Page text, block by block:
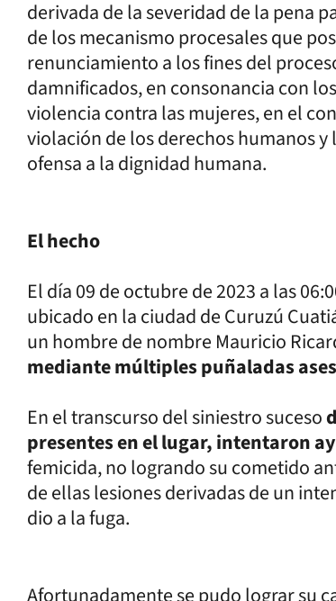
derivada de la severidad de la pena
de los mecanismo procesales que
renunciamiento a los fines del
damnificados, en consonancia con
violencia contra las mujeres, en el
violación de los derechos humanos
ofensa a la dignidad humana.
El hecho
El día 09 de octubre de 2023 a las
ubicado en la ciudad de Curuzú
un hombre de nombre Mauricio
mediante múltiples puñaladas
En el transcurso del siniestro suceso
presentes en el lugar, intentaron
femicida, no logrando su cometido
de ellas lesiones derivadas de un
dio a la fuga.